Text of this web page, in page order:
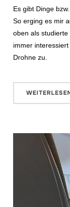
Es gibt Dinge
So erging es mir
oben als
immer
Drohne zu.